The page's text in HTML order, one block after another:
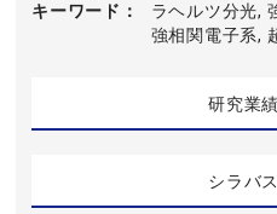
キーワード
ラヘルツ分光,
強相関電子系,
研究業
シラバ